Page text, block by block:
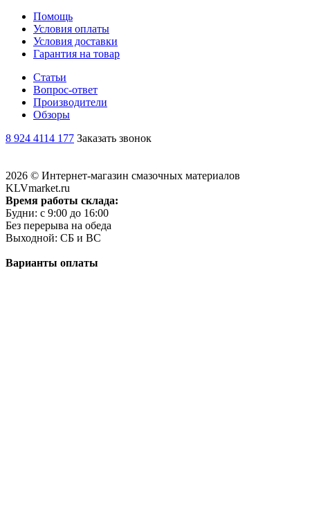
Помощь
Условия оплаты
Условия доставки
Гарантия на товар
Статьи
Вопрос-ответ
Производители
Обзоры
8 924 4114 177 Заказать звонок
2026 © Интернет-магазин смазочных материалов
KLVmarket.ru
Время работы склада:
Будни: c 9:00 до 16:00
Без перерыва на обеда
Выходной: СБ и ВС
Варианты оплаты